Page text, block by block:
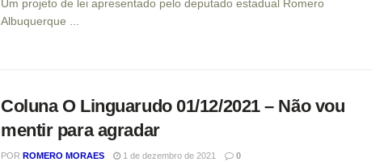
Um projeto de lei apresentado pelo deputado estadual Romero
Albuquerque ...
Coluna O Linguarudo 01/12/2021 – Não vou
mentir para agradar
POR ROMERO MORAES 1 de dezembro de 2021 0